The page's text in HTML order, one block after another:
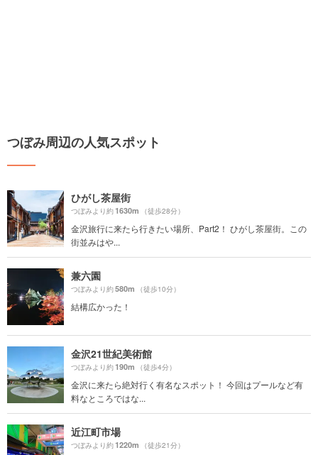
つぼみ周辺の人気スポット
ひがし茶屋街
つぼみより約1630m （徒歩28分）
金沢旅行に来たら行きたい場所、Part2！ ひがし茶屋街。この
街並みはや...
兼六園
つぼみより約580m （徒歩10分）
結構広かった！
金沢21世紀美術館
つぼみより約190m （徒歩4分）
金沢に来たら絶対行く有名なスポット！ 今回はプールなど有
料なところではな...
近江町市場
つぼみより約1220m （徒歩21分）